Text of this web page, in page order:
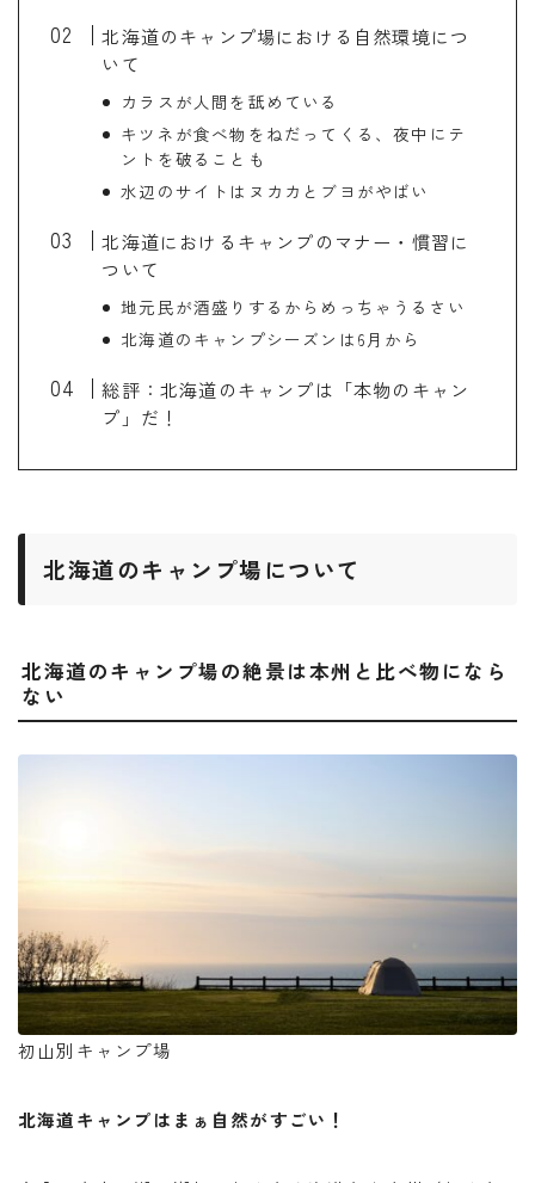
北海道のキャンプ場における自然環境につ
いて
カラスが人間を舐めている
キツネが食べ物をねだってくる、夜中にテ
ントを破ることも
水辺のサイトはヌカカとブヨがやばい
北海道におけるキャンプのマナー・慣習に
ついて
地元民が酒盛りするからめっちゃうるさい
北海道のキャンプシーズンは6月から
総評：北海道のキャンプは「本物のキャン
プ」だ！
北海道のキャンプ場について
北海道のキャンプ場の絶景は本州と比べ物になら
ない
初山別キャンプ場
北海道キャンプはまぁ自然がすごい！